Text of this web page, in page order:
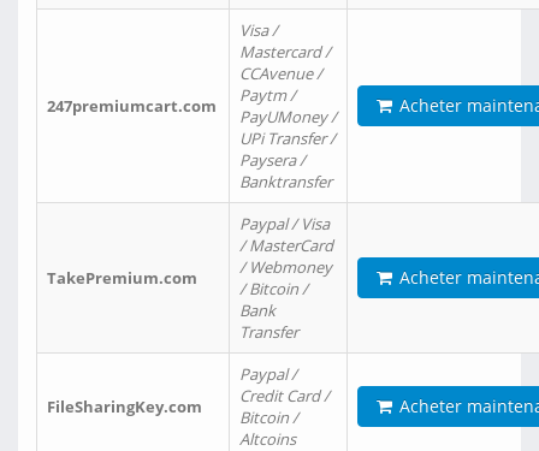
247premiumcart.com
Visa /
Mastercard /
CCAvenue /
Paytm /
PayUMoney /
UPi Transfer /
Paysera /
Banktransfer
Acheter
TakePremium.com
Paypal / Visa
/ MasterCard
/ Webmoney
/ Bitcoin /
Bank
Transfer
Acheter
FileSharingKey.com
Paypal /
Credit Card /
Bitcoin /
Altcoins
Acheter